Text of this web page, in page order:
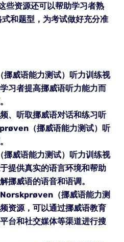
些资源还可以帮助学习者熟
和题型，为考试做好充分准
威语能力测试）听力训练视
习者提高挪威语听力能力而
、听取挪威语对话和练习听
（挪威语能力测试）听
威语能力测试）听力训练视
提供真实的语言环境和帮助
挪威语的语音和语调。
（挪威语能力测
资源，可以通过挪威语教育
台和社交媒体等渠道进行搜